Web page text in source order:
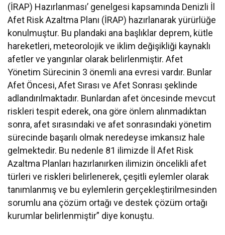
(İRAP) Hazırlanması’ genelgesi kapsamında Denizli İl
Afet Risk Azaltma Planı (İRAP) hazırlanarak yürürlüğe
konulmuştur. Bu plandaki ana başlıklar deprem, kütle
hareketleri, meteorolojik ve iklim değişikliği kaynaklı
afetler ve yangınlar olarak belirlenmiştir. Afet
Yönetim Sürecinin 3 önemli ana evresi vardır. Bunlar
Afet Öncesi, Afet Sırası ve Afet Sonrası şeklinde
adlandırılmaktadır. Bunlardan afet öncesinde mevcut
riskleri tespit ederek, ona göre önlem alınmadıktan
sonra, afet sırasındaki ve afet sonrasındaki yönetim
sürecinde başarılı olmak neredeyse imkansız hale
gelmektedir. Bu nedenle 81 ilimizde İl Afet Risk
Azaltma Planları hazırlanırken ilimizin öncelikli afet
türleri ve riskleri belirlenerek, çeşitli eylemler olarak
tanımlanmış ve bu eylemlerin gerçekleştirilmesinden
sorumlu ana çözüm ortağı ve destek çözüm ortağı
kurumlar belirlenmiştir” diye konuştu.